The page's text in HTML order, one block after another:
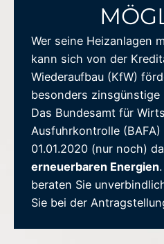
Wer seine Heizanlagen
kann sich von der
Wiederaufbau (KfW)
besonders
Das Bundesamt für
Ausfuhrkontrolle
01.01.2020 (nur noch)
erneuerbaren Energien
beraten Sie
Sie bei der